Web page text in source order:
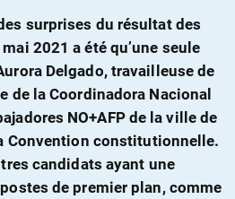
surprises du résultat des
2021 a été qu’une seule
Delgado, travailleuse de
de la Coordinadora Nacional
NO+AFP de la ville de
Convention constitutionnelle.
candidats ayant une
de premier plan, comme